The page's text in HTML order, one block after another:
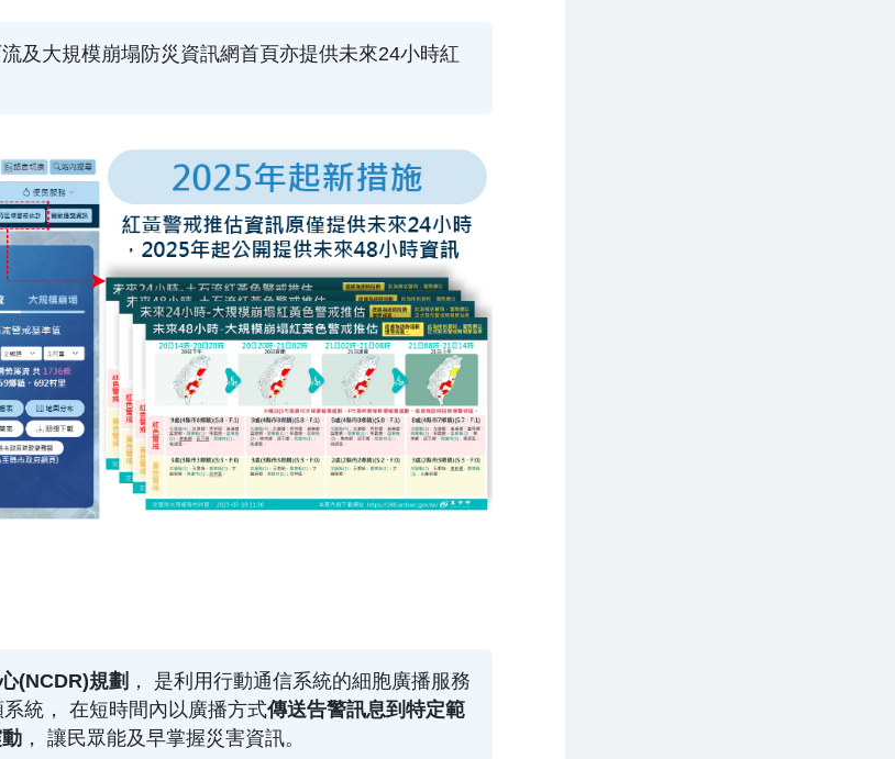
及大規模崩塌防災資訊網首頁亦提供未來24小時紅
(NCDR)規劃 ， 是利用行動通信系統的細胞廣播服務
統， 在短時間內以廣播方式傳送告警訊息到特定範
， 讓民眾能及早掌握災害資訊。